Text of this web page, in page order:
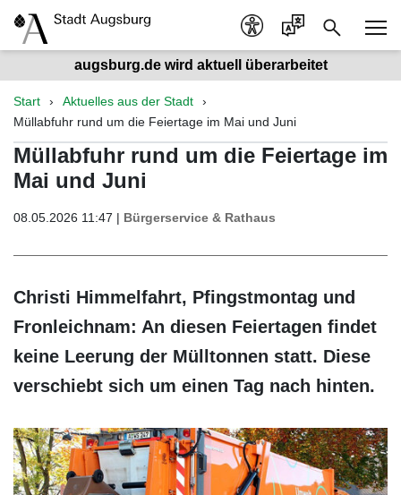
augsburg.de wird aktuell überarbeitet
Start
Aktuelles aus der Stadt
Müllabfuhr rund um die Feiertage im Mai und Juni
Müllabfuhr rund um die Feiertage im
Mai und Juni
08.05.2026 11:47 | Bürgerservice & Rathaus
Christi Himmelfahrt, Pfingstmontag und
Fronleichnam: An diesen Feiertagen findet
keine Leerung der Mülltonnen statt. Diese
verschiebt sich um einen Tag nach hinten.